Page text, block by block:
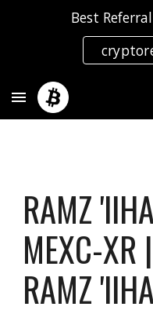
Best
RAMZ
MEXC-XR
RAMZ